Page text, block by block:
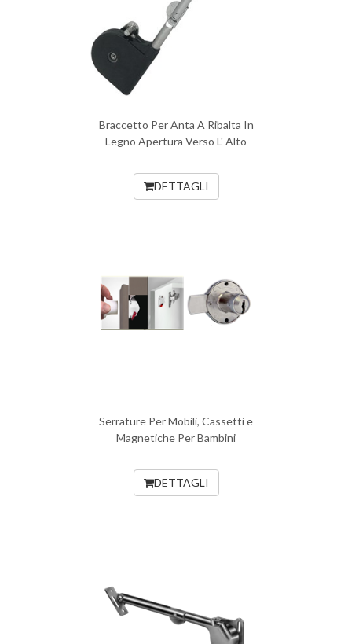
Braccetto Per Anta A Ribalta In
Legno Apertura Verso L' Alto
DETTAGLI
Serrature Per Mobili, Cassetti e
Magnetiche Per Bambini
DETTAGLI